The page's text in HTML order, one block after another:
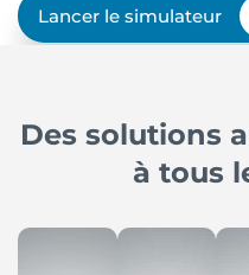
Lancer le simulateur
Des solutions
à tous